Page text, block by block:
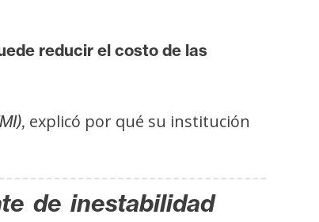
reducir el costo de las
explicó por qué su institución
de inestabilidad